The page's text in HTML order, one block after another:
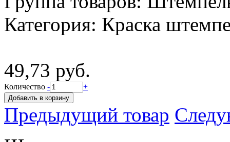
Категория: Краска
49,73 руб.
Количество - +
Предыдущий товар